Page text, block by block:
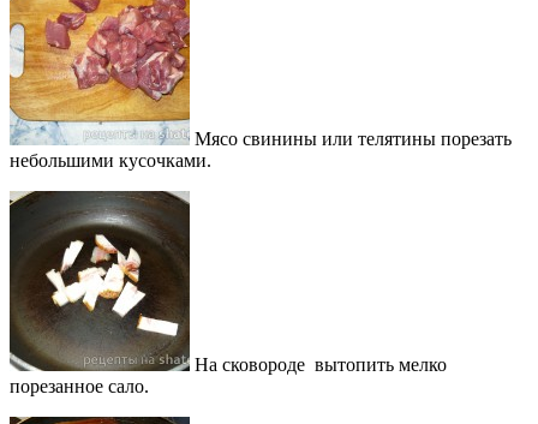
Мясо свинины или телятины порезать
небольшими кусочками.
На сковороде вытопить мелко
порезанное сало.